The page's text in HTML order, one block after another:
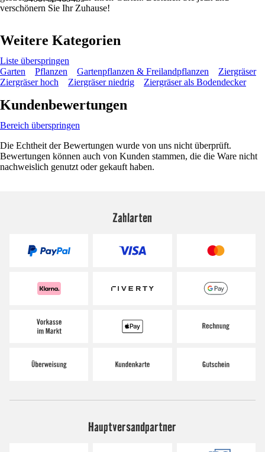
verschönern Sie Ihr Zuhause!
Weitere Kategorien
Liste überspringen
Garten
Pflanzen Gartenpflanzen & Freilandpflanzen
Ziergräser
Ziergräser hoch
Ziergräser niedrig Ziergräser als Bodendecker
Kundenbewertungen
Bereich überspringen
Die Echtheit der Bewertungen wurde von uns nicht überprüft.
Bewertungen können auch von Kunden stammen, die die Ware nicht
nachweislich genutzt oder gekauft haben.
Zahlarten
Hauptversandpartner